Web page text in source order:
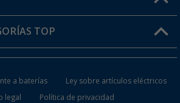
TOP
a baterías
Ley sobre artículos eléctricos
legal
Política de privacidad